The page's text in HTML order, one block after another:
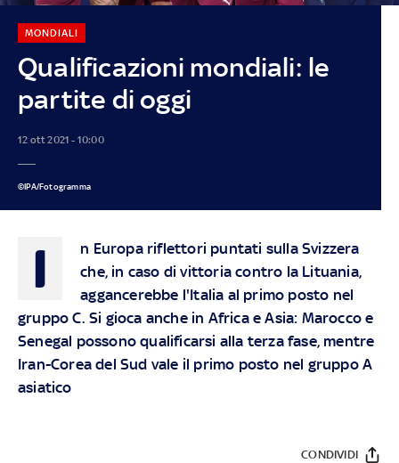
Qualificazioni mondiali: le
partite di oggi
MONDIALI
12 ott 2021 - 10:00
©IPA/Fotogramma
I
n Europa riflettori puntati sulla Svizzera
che, in caso di vittoria contro la Lituania,
aggancerebbe l'Italia al primo posto nel
gruppo C. Si gioca anche in Africa e Asia: Marocco e
Senegal possono qualificarsi alla terza fase, mentre
Iran-Corea del Sud vale il primo posto nel gruppo A
asiatico
CONDIVIDI